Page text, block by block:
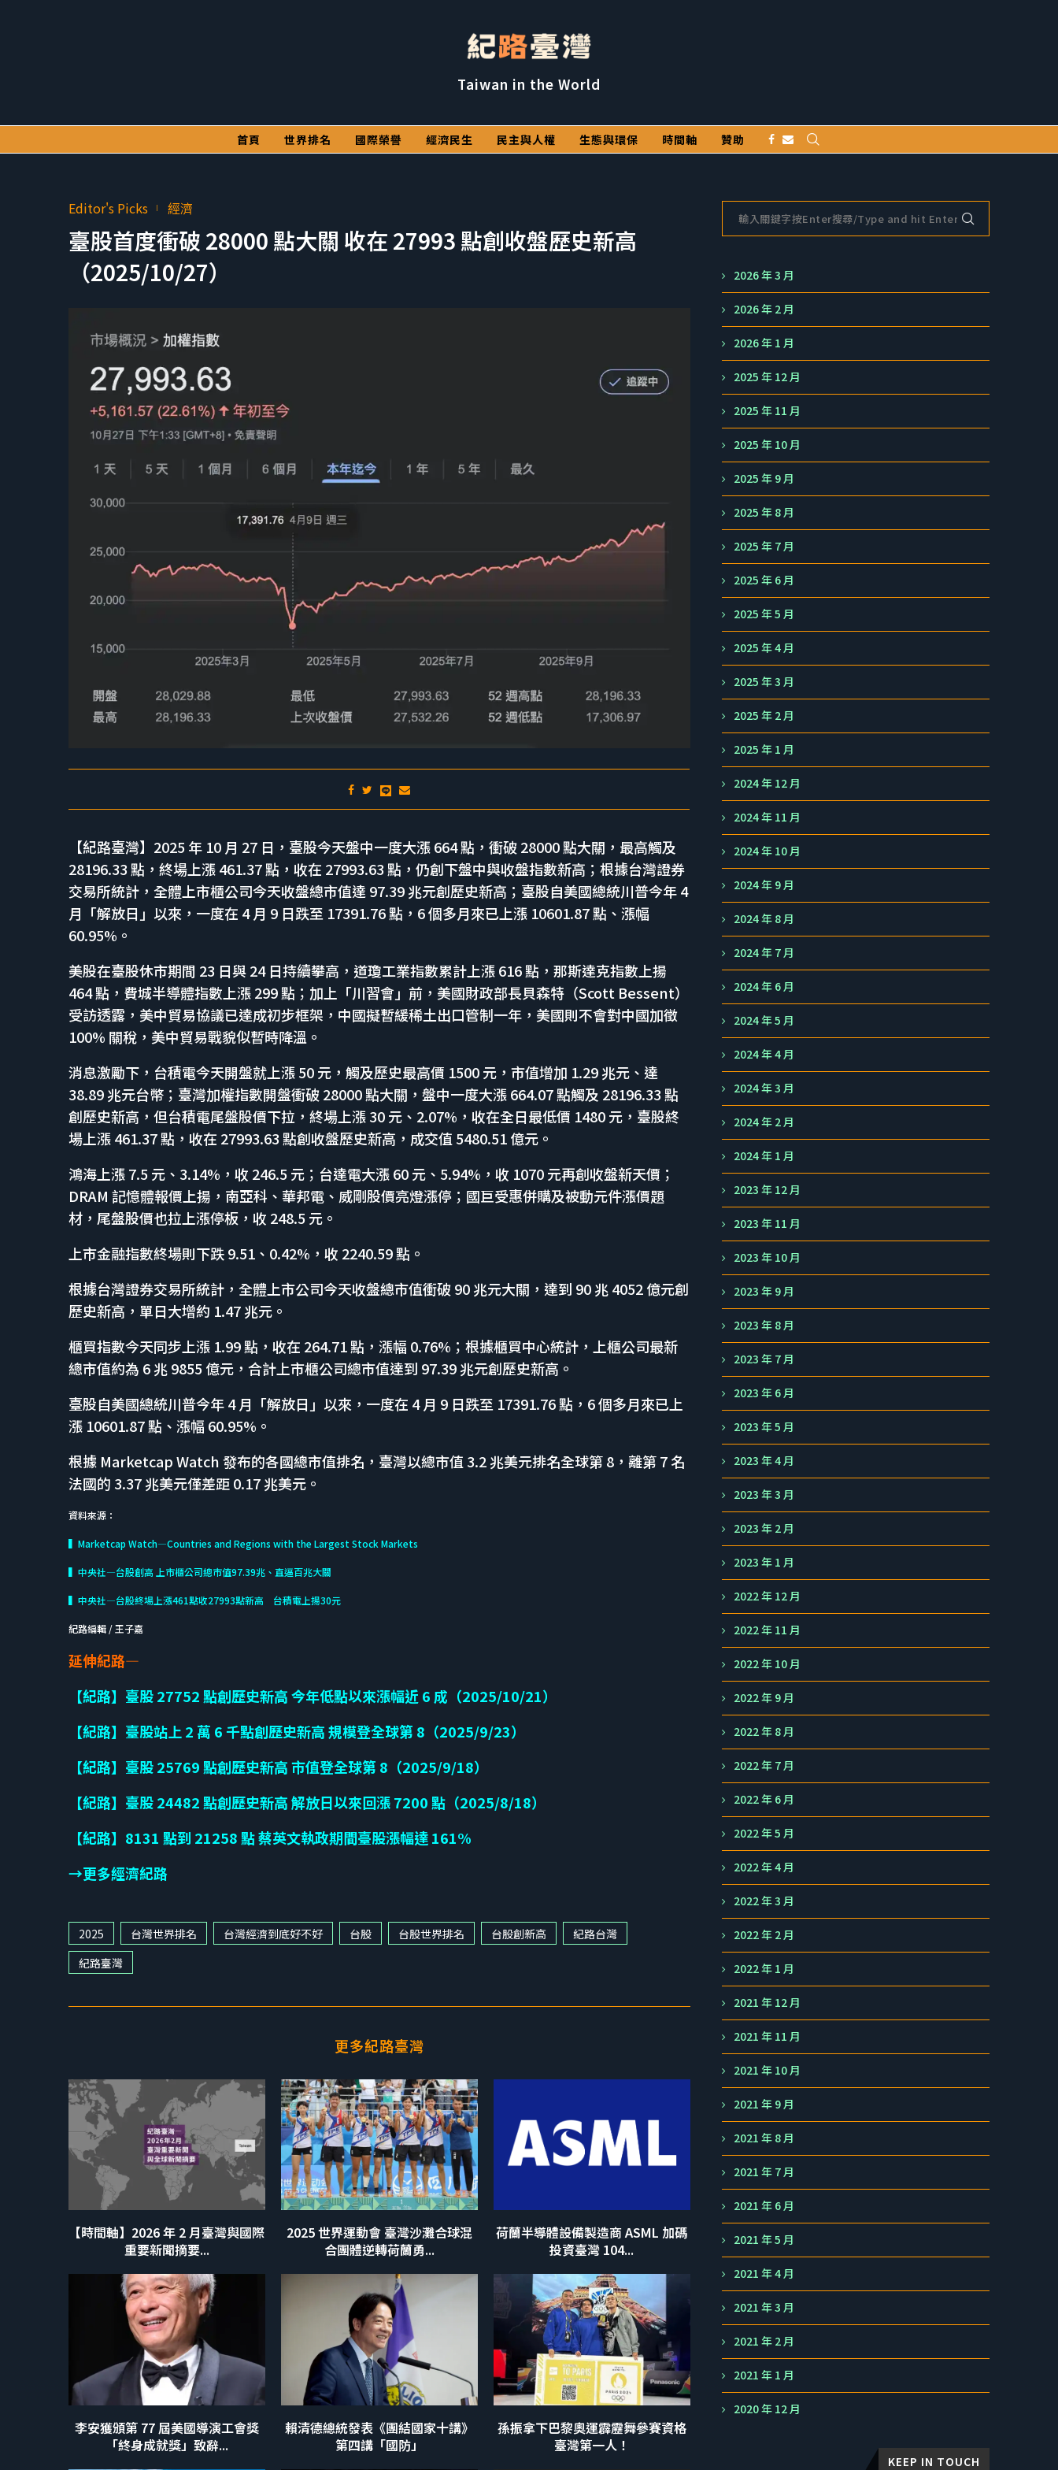
Taiwan in the World
首頁 世界排名 國際榮譽 經濟民生 民主與人權 生態與環保 時間軸 贊助
Editor's Picks 經濟
臺股首度衝破 28000 點大關 收在 27993 點創收盤歷史新高
（2025/10/27）
【紀路臺灣】2025 年 10 月 27 日，臺股今天盤中一度大漲 664 點，衝破 28000 點大關，最高觸及
28196.33 點，終場上漲 461.37 點，收在 27993.63 點，仍創下盤中與收盤指數新高；根據台灣證券
交易所統計，全體上市櫃公司今天收盤總市值達 97.39 兆元創歷史新高；臺股自美國總統川普今年 4
月「解放日」以來，一度在 4 月 9 日跌至 17391.76 點，6 個多月來已上漲 10601.87 點、漲幅
60.95%。
美股在臺股休市期間 23 日與 24 日持續攀高，道瓊工業指數累計上漲 616 點，那斯達克指數上揚
464 點，費城半導體指數上漲 299 點；加上「川習會」前，美國財政部長貝森特（Scott Bessent）
受訪透露，美中貿易協議已達成初步框架，中國擬暫緩稀土出口管制一年，美國則不會對中國加徵
100% 關稅，美中貿易戰貌似暫時降溫。
消息激勵下，台積電今天開盤就上漲 50 元，觸及歷史最高價 1500 元，市值增加 1.29 兆元、達
38.89 兆元台幣；臺灣加權指數開盤衝破 28000 點大關，盤中一度大漲 664.07 點觸及 28196.33 點
創歷史新高，但台積電尾盤股價下拉，終場上漲 30 元、2.07%，收在全日最低價 1480 元，臺股終
場上漲 461.37 點，收在 27993.63 點創收盤歷史新高，成交值 5480.51 億元。
鴻海上漲 7.5 元、3.14%，收 246.5 元；台達電大漲 60 元、5.94%，收 1070 元再創收盤新天價；
DRAM 記憶體報價上揚，南亞科、華邦電、威剛股價亮燈漲停；國巨受惠併購及被動元件漲價題
材，尾盤股價也拉上漲停板，收 248.5 元。
上市金融指數終場則下跌 9.51、0.42%，收 2240.59 點。
根據台灣證券交易所統計，全體上市公司今天收盤總市值衝破 90 兆元大關，達到 90 兆 4052 億元創
歷史新高，單日大增約 1.47 兆元。
櫃買指數今天同步上漲 1.99 點，收在 264.71 點，漲幅 0.76%；根據櫃買中心統計，上櫃公司最新
總市值約為 6 兆 9855 億元，合計上市櫃公司總市值達到 97.39 兆元創歷史新高。
臺股自美國總統川普今年 4 月「解放日」以來，一度在 4 月 9 日跌至 17391.76 點，6 個多月來已上
漲 10601.87 點、漲幅 60.95%。
根據 Marketcap Watch 發布的各國總市值排名，臺灣以總市值 3.2 兆美元排名全球第 8，離第 7 名
法國的 3.37 兆美元僅差距 0.17 兆美元。
資料來源：
▍Marketcap Watch—Countries and Regions with the Largest Stock Markets
▍中央社—台股創高 上市櫃公司總市值97.39兆、直逼百兆大關
▍中央社—台股終場上漲461點收27993點新高 台積電上揚30元
紀路編輯 / 王子嘉
延伸紀路—
【紀路】臺股 27752 點創歷史新高 今年低點以來漲幅近 6 成（2025/10/21）
【紀路】臺股站上 2 萬 6 千點創歷史新高 規模登全球第 8（2025/9/23）
【紀路】臺股 25769 點創歷史新高 市值登全球第 8（2025/9/18）
【紀路】臺股 24482 點創歷史新高 解放日以來回漲 7200 點（2025/8/18）
【紀路】8131 點到 21258 點 蔡英文執政期間臺股漲幅達 161%
→更多經濟紀路
2025 台灣世界排名 台灣經濟到底好不好 台股 台股世界排名 台股創新高
紀路台灣
紀路臺灣
更多紀路臺灣
【時間軸】2026 年 2 月臺灣與國際
重要新聞摘要...
2025 世界運動會 臺灣沙灘合球混
合團體逆轉荷蘭勇...
荷蘭半導體設備製造商 ASML 加碼
投資臺灣 104...
李安獲頒第 77 屆美國導演工會獎
「終身成就獎」致辭...
賴清德總統發表《團結國家十講》
第四講「國防」
孫振拿下巴黎奧運霹靂舞參賽資格
臺灣第一人！
2026 年 3 月
2026 年 2 月
2026 年 1 月
2025 年 12 月
2025 年 11 月
2025 年 10 月
2025 年 9 月
2025 年 8 月
2025 年 7 月
2025 年 6 月
2025 年 5 月
2025 年 4 月
2025 年 3 月
2025 年 2 月
2025 年 1 月
2024 年 12 月
2024 年 11 月
2024 年 10 月
2024 年 9 月
2024 年 8 月
2024 年 7 月
2024 年 6 月
2024 年 5 月
2024 年 4 月
2024 年 3 月
2024 年 2 月
2024 年 1 月
2023 年 12 月
2023 年 11 月
2023 年 10 月
2023 年 9 月
2023 年 8 月
2023 年 7 月
2023 年 6 月
2023 年 5 月
2023 年 4 月
2023 年 3 月
2023 年 2 月
2023 年 1 月
2022 年 12 月
2022 年 11 月
2022 年 10 月
2022 年 9 月
2022 年 8 月
2022 年 7 月
2022 年 6 月
2022 年 5 月
2022 年 4 月
2022 年 3 月
2022 年 2 月
2022 年 1 月
2021 年 12 月
2021 年 11 月
2021 年 10 月
2021 年 9 月
2021 年 8 月
2021 年 7 月
2021 年 6 月
2021 年 5 月
2021 年 4 月
2021 年 3 月
2021 年 2 月
2021 年 1 月
2020 年 12 月
KEEP IN TOUCH